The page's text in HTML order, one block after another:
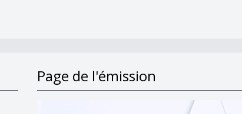
Page de l'émission